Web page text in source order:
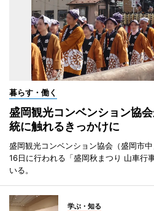
暮らす・働く
盛岡観光コンベンション協
統に触れるきっかけに
盛岡観光コンベンション協会（盛岡市
16日に行われる「盛岡秋まつり 山車行
いる。
学ぶ・知る